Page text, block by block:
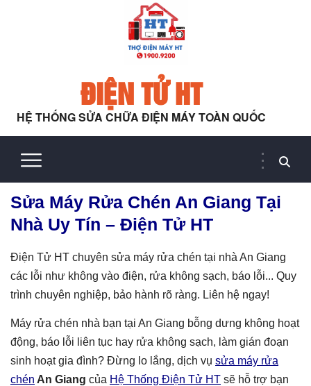
ĐIỆN TỬ HT
HỆ THỐNG SỬA CHỮA ĐIỆN MÁY TOÀN QUỐC
Sửa Máy Rửa Chén An Giang Tại
Nhà Uy Tín – Điện Tử HT
Điện Tử HT chuyên sửa máy rửa chén tại nhà An Giang
các lỗi như không vào điện, rửa không sạch, báo lỗi... Quy
trình chuyên nghiệp, bảo hành rõ ràng. Liên hệ ngay!
Máy rửa chén nhà bạn tại An Giang bỗng dưng không hoạt
động, báo lỗi liên tục hay rửa không sạch, làm gián đoạn
sinh hoạt gia đình? Đừng lo lắng, dịch vụ sửa máy rửa
chén An Giang của Hệ Thống Điện Tử HT sẽ hỗ trợ bạn